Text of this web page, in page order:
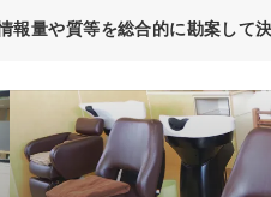
量や質等を総合的に勘案して決